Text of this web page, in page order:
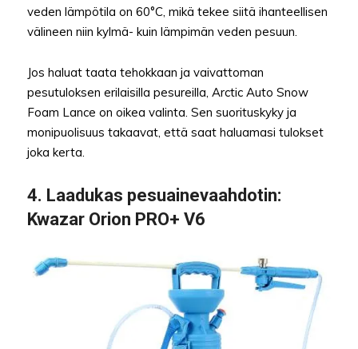
veden lämpötila on 60°C, mikä tekee siitä ihanteellisen
välineen niin kylmä- kuin lämpimän veden pesuun.
Jos haluat taata tehokkaan ja vaivattoman
pesutuloksen erilaisilla pesureilla, Arctic Auto Snow
Foam Lance on oikea valinta. Sen suorituskyky ja
monipuolisuus takaavat, että saat haluamasi tulokset
joka kerta.
4. Laadukas pesuainevaahdotin:
Kwazar Orion PRO+ V6